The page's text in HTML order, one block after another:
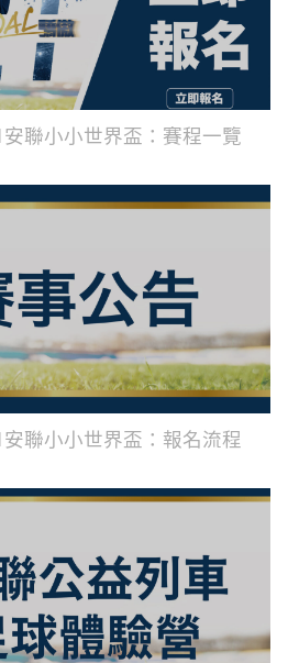
安聯小小世界盃：賽程一覽
安聯小小世界盃：報名流程